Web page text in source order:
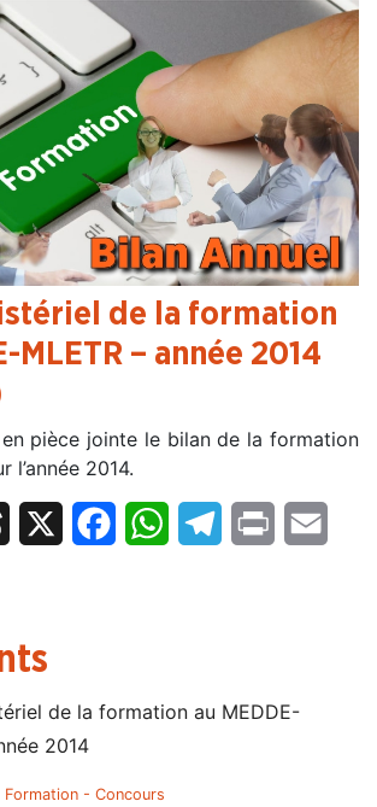
de la formation
MLETR – année 2014
pièce jointe le bilan de la formation
l’année 2014.
Threads FacebookWhatsAppTelegram
Print
de la formation au MEDDE-
2014
Formation - Concours